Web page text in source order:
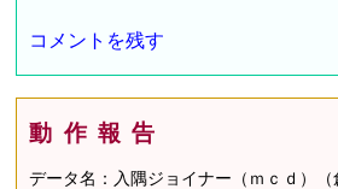
コメントを残す
動作報告
データ名：入隅ジョイナー（ｍｃｄ）（